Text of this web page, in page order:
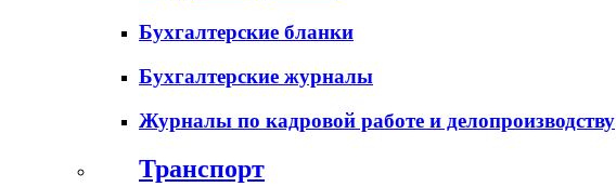
Бухгалтерские бланки
Бухгалтерские журналы
Журналы по кадровой работе и делопроизводству
Транспорт